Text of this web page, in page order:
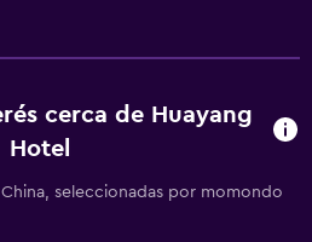
cerca de Huayang
Hotel
seleccionadas por momondo